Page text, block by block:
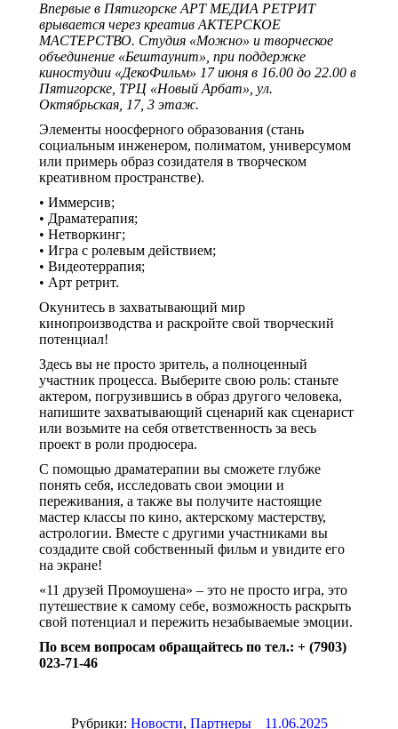
Впервые в Пятигорске АРТ МЕДИА РЕТРИТ
врывается через креатив АКТЕРСКОЕ
МАСТЕРСТВО. Студия «Можно» и творческое
объединение «Бештаунит», при поддержке
киностудии «ДекоФильм» 17 июня в 16.00 до 22.00 в
Пятигорске, ТРЦ «Новый Арбат», ул.
Октябрьская, 17, 3 этаж.
Элементы ноосферного образования (стань
социальным инженером, полиматом, универсумом
или примерь образ созидателя в творческом
креативном пространстве).
• Иммерсив;
• Драматерапия;
• Нетворкинг;
• Игра с ролевым действием;
• Видеотеррапия;
• Арт ретрит.
Окунитесь в захватывающий мир
кинопроизводства и раскройте свой творческий
потенциал!
Здесь вы не просто зритель, а полноценный
участник процесса. Выберите свою роль: станьте
актером, погрузившись в образ другого человека,
напишите захватывающий сценарий как сценарист
или возьмите на себя ответственность за весь
проект в роли продюсера.
С помощью драматерапии вы сможете глубже
понять себя, исследовать свои эмоции и
переживания, а также вы получите настоящие
мастер классы по кино, актерскому мастерству,
астрологии. Вместе с другими участниками вы
создадите свой собственный фильм и увидите его
на экране!
«11 друзей Промоушена» – это не просто игра, это
путешествие к самому себе, возможность раскрыть
свой потенциал и пережить незабываемые эмоции.
По всем вопросам обращайтесь по тел.: + (7903)
023-71-46
Рубрики: Новости, Партнеры 11.06.2025